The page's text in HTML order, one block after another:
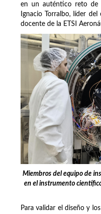
en un auténtico reto de
Ignacio Torralbo, líder
docente de la ETSI
Miembros del equipo de
en el instrumento
Para validar el diseño y